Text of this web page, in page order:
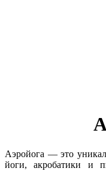
Аэройога — это
йоги, акробатики и